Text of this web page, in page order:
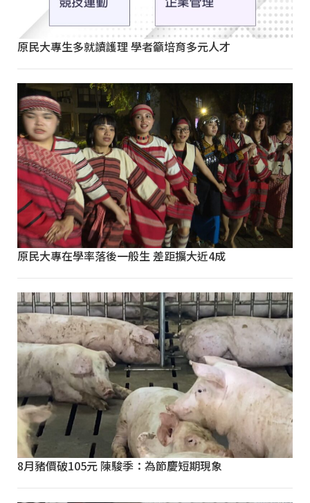
原民大專生多就讀護理 學者籲培育多元人才
原民大專在學率落後一般生 差距擴大近4成
8月豬價破105元 陳駿季：為節慶短期現象